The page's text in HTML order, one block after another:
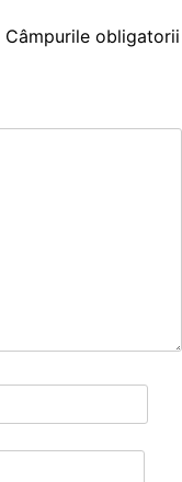
Câmpurile obligatorii